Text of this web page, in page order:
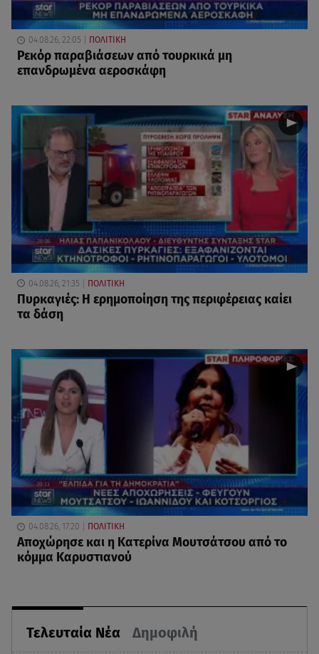
Τελευταία Νέα Δημοφιλή
04.08.26, 22:05 ΠΟΛΙΤΙΚΗ
Ρεκόρ παραβιάσεων από τουρκικά μη
επανδρωμένα αεροσκάφη
04.08.26, 21:35 ΠΟΛΙΤΙΚΗ
Πυρκαγιές: Η ερημοποίηση της περιφέρειας καίει
τα δάση
04.08.26, 17:20 ΠΟΛΙΤΙΚΗ
Αποχώρησε και η Κατερίνα Μουτσάτσου από το
κόμμα Καρυστιανού